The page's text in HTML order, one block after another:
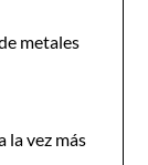
metales
la vez más